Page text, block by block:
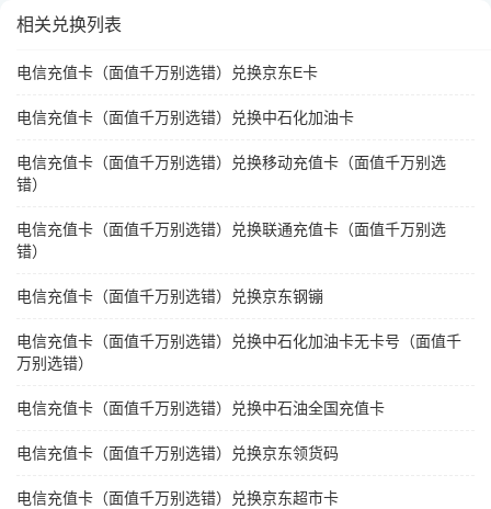
相关兑换列表
电信充值卡（面值千万别选错）兑换京东E卡
电信充值卡（面值千万别选错）兑换中石化加油卡
电信充值卡（面值千万别选错）兑换移动充值卡（面值千万别选
错）
电信充值卡（面值千万别选错）兑换联通充值卡（面值千万别选
错）
电信充值卡（面值千万别选错）兑换京东钢镚
电信充值卡（面值千万别选错）兑换中石化加油卡无卡号（面值千
万别选错）
电信充值卡（面值千万别选错）兑换中石油全国充值卡
电信充值卡（面值千万别选错）兑换京东领货码
电信充值卡（面值千万别选错）兑换京东超市卡